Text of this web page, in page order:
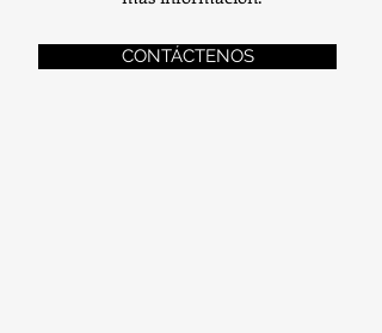
CONTÁCTENOS